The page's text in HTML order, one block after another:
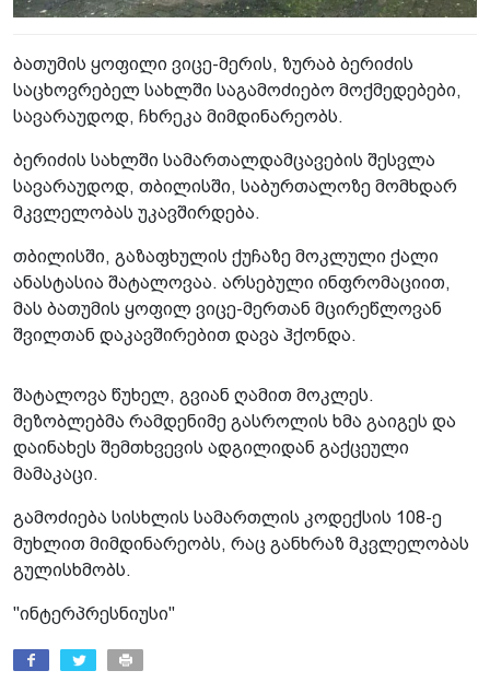
ბათუმის ყოფილი ვიცე-მერის, ზურაბ ბერიძის
საცხოვრებელ სახლში საგამოძიებო მოქმედებები,
სავარაუდოდ, ჩხრეკა მიმდინარეობს.
ბერიძის სახლში სამართალდამცავების შესვლა
სავარაუდოდ, თბილისში, საბურთალოზე მომხდარ
მკვლელობას უკავშირდება.
თბილისში, გაზაფხულის ქუჩაზე მოკლული ქალი
ანასტასია შატალოვაა. არსებული ინფრომაციით,
მას ბათუმის ყოფილ ვიცე-მერთან მცირეწლოვან
შვილთან დაკავშირებით დავა ჰქონდა.
შატალოვა წუხელ, გვიან ღამით მოკლეს.
მეზობლებმა რამდენიმე გასროლის ხმა გაიგეს და
დაინახეს შემთხვევის ადგილიდან გაქცეული
მამაკაცი.
გამოძიება სისხლის სამართლის კოდექსის 108-ე
მუხლით მიმდინარეობს, რაც განხრაზ მკვლელობას
გულისხმობს.
"ინტერპრესნიუსი"